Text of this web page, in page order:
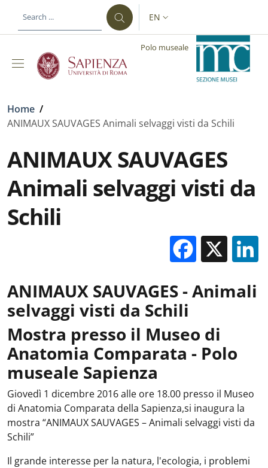
LANGUAGE SWITCHER:
EN
Polo museale
Breadcrumb
Home /
ANIMAUX SAUVAGES Animali selvaggi visti da Schili
ANIMAUX SAUVAGES
Animali selvaggi visti da
Schili
X
ANIMAUX SAUVAGES - Animali
selvaggi visti da Schili
Mostra presso il Museo di
Anatomia Comparata - Polo
museale Sapienza
Giovedì 1 dicembre 2016 alle ore 18.00 presso il Museo
di Anatomia Comparata della Sapienza,si inaugura la
mostra “ANIMAUX SAUVAGES – Animali selvaggi visti da
Schili”
Il grande interesse per la natura, l'ecologia, i problemi